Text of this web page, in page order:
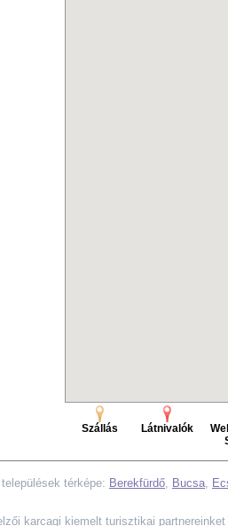
Szállás Látnivalók
térképe: Berekfürdő, Bucsa,
karcagi kiemelt turisztikai